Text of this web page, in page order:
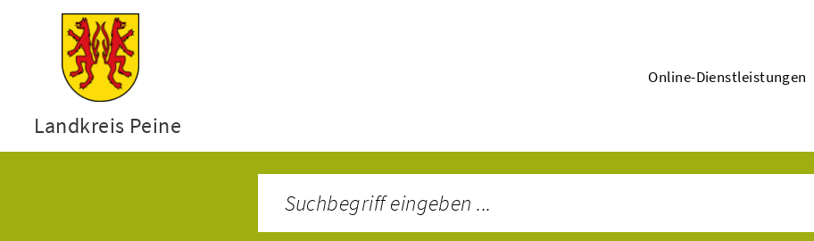
Landkreis Peine
Online-Dienstleistungen